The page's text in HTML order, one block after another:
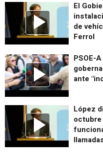
El
de
Ferrol
PSOE-
ante
López
octubre